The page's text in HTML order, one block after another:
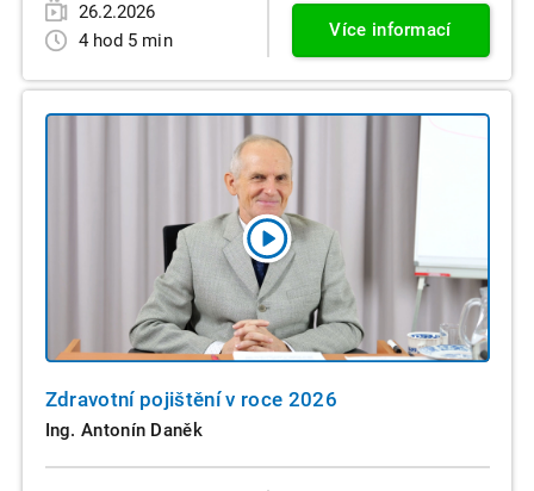
26.2.2026
4 hod 5 min
Více informací
Zdravotní pojištění v roce 2026
Ing. Antonín Daněk